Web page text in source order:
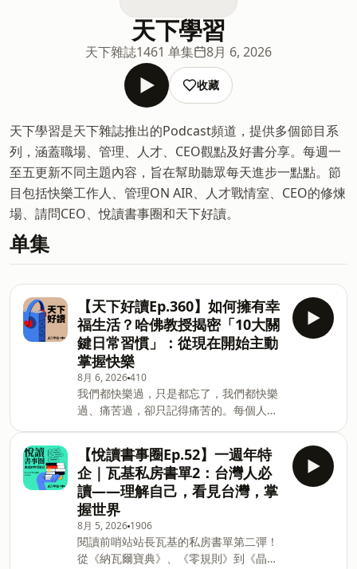
天下學習
天下雜誌1461 单集 8月 6, 2026
收藏
天下學習是天下雜誌推出的Podcast頻道，提供多個節目系
列，涵蓋職場、管理、人才、CEO觀點及好書分享。每週一
至五更新不同主題內容，旨在幫助聽眾每天進步一點點。節
目包括快樂工作人、管理ON AIR、人才戰情室、CEO的修煉
場、請問CEO、悅讀書事圈和天下好讀。
单集
【天下好讀Ep.360】如何擁有幸
福生活？哈佛教授揭密「10大關
鍵日常習慣」：從現在開始主動
掌握快樂
8月 6, 2026410
我們都快樂過，只是都忘了，我們都快樂
過、痛苦過，卻只記得痛苦的。每個人都
持續優化生命中的美好，你不必是一個成
功人士，也可以擁有成功的人生。天下雜
誌出版《幸福檔案》製作團隊：凌爾祥、
張雅媛、林佩均＊推薦好書《幸福檔
案》：https://bookstw.link/9fd8um＊天
下學習一週年，填問卷抽好書：
https://forms.gle/oHEGabfvhyifhqdbA
＊立即探索《天下學習》：
【悅讀書事圈Ep.52】一週年特
企｜瓦基私房書單2：台灣人必
讀——理解自己，看見台灣，掌
握世界
8月 5, 2026 1906
閱讀前哨站站長瓦基的私房書單第二彈！
從《納瓦爾寶典》、《零規則》到《晶片